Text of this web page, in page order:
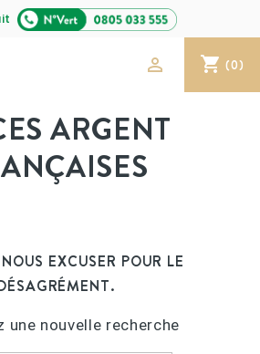
shopping_cart (0)

ARGENT
EXCUSER POUR LE
une nouvelle recherche